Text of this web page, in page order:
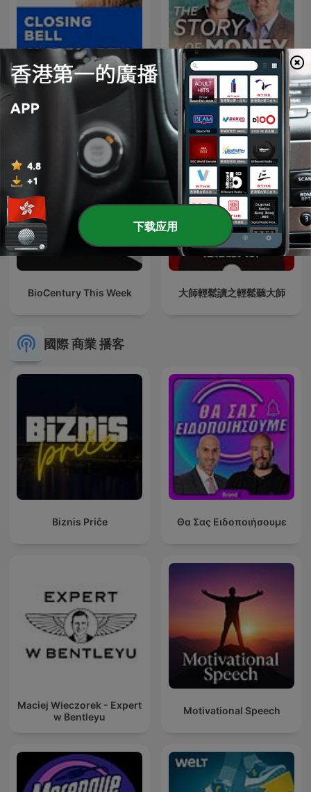
Closing Bell The Story of Money
BioCentury This Week 大師輕鬆讀之輕鬆聽大師
國際 商業 播客
Biznis Priče Θα Σας Ειδοποιήσουμε
Maciej Wieczorek - Expert
w Bentleyu
Motivational Speech
下载应用